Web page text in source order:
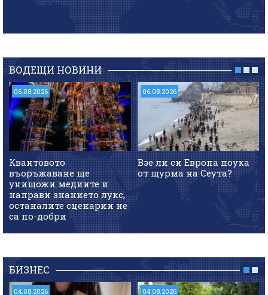
ВОДЕЩИ НОВИНИ
06.08.2026
Квантовото
въоръжаване ще
унищожи медиите и
направи знанието лукс,
останалите сценарии не
са по-добри
06.08.2026
Взе ли си Европа поука
от щурма на Сеута?
БИЗНЕС
04.08.2026 04.08.2026